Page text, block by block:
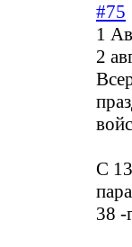
#75
1
2
С
38 -